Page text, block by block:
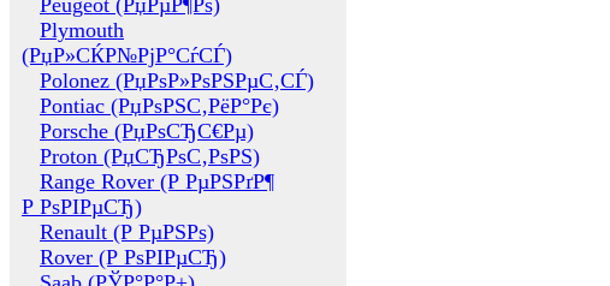
Peugeot (РџРµР¶Рѕ)
Plymouth
(РџР»СЌР№РјР°СѓСЃ)
Polonez (РџРѕР»РѕРЅРµС‚СЃ)
Pontiac (РџРѕРЅС‚РёР°Рє)
Porsche (РџРѕСЂС€Рµ)
Proton (РџСЂРѕС‚РѕРЅ)
Range Rover (Р РµРЅРґР¶
Р РѕРІРµСЂ)
Renault (Р РµРЅРѕ)
Rover (Р РѕРІРµСЂ)